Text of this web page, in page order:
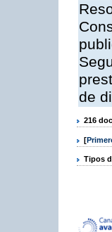
de
216
[
Tipos